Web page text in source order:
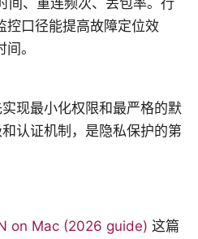
控口径能提高故障定位效
。
现最小化权限和最严格的默
认证机制，是隐私保护的第
on Mac (2026 guide) 这篇